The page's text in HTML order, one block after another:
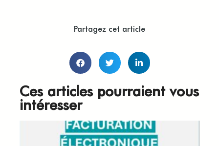
Partagez cet article
Ces articles pourraient vous
intéresser